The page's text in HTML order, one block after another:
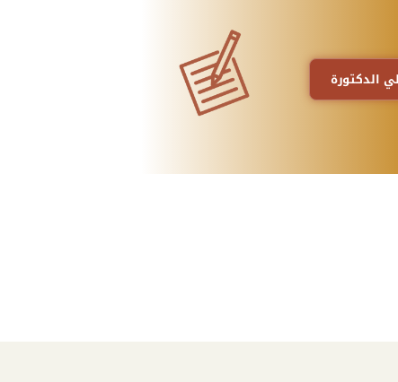
الدكتورة